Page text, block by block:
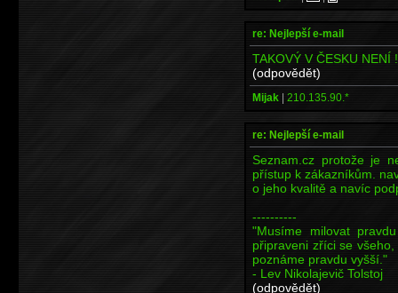
re: Nejlepší e-mail
TAKOVÝ V ČESKU NENÍ
(odpovědět)
Mijak | 210.135.90.*
re: Nejlepší e-mail
Seznam.cz protože je
přístup k zákazníkům.
o jeho kvalitě a navíc
----------
"Musíme milovat
připraveni zříci se
poznáme pravdu vyšší."
- Lev Nikolajevič Tolstoj
(odpovědět)